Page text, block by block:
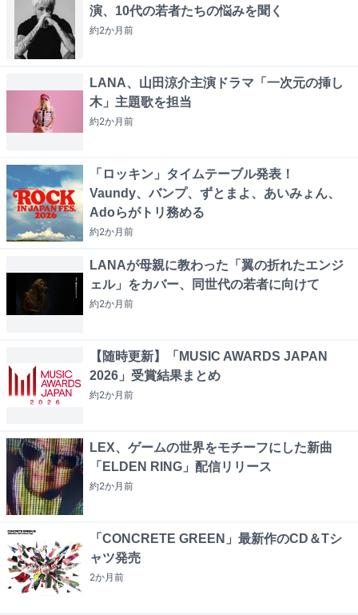
演、10代の若者たちの悩みを聞く
約2か月前
LANA、山田涼介主演ドラマ「一次元の挿し
木」主題歌を担当
約2か月前
「ロッキン」タイムテーブル発表！
Vaundy、バンプ、ずとまよ、あいみょん、
Adoらがトリ務める
約2か月前
LANAが母親に教わった「翼の折れたエンジ
ェル」をカバー、同世代の若者に向けて
約2か月前
【随時更新】「MUSIC AWARDS JAPAN
2026」受賞結果まとめ
約2か月前
LEX、ゲームの世界をモチーフにした新曲
「ELDEN RING」配信リリース
約2か月前
「CONCRETE GREEN」最新作のCD＆Tシ
ャツ発売
2か月前